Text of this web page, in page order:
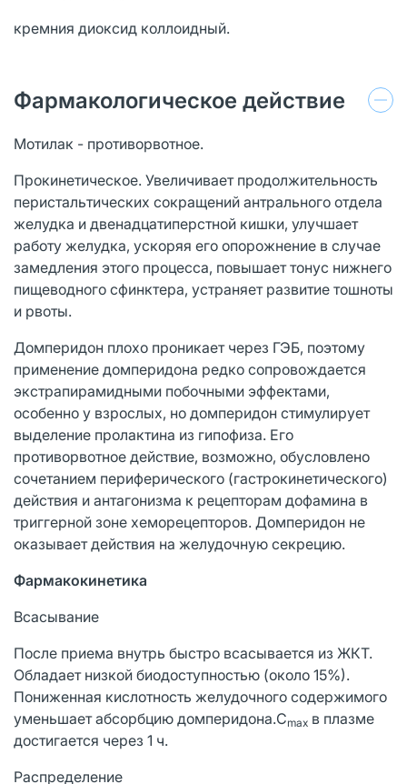
кремния диоксид коллоидный.
Фармакологическое действие
Мотилак - противорвотное.
Прокинетическое. Увеличивает продолжительность
перистальтических сокращений антрального отдела
желудка и двенадцатиперстной кишки, улучшает
работу желудка, ускоряя его опорожнение в случае
замедления этого процесса, повышает тонус нижнего
пищеводного сфинктера, устраняет развитие тошноты
и рвоты.
Домперидон плохо проникает через ГЭБ, поэтому
применение домперидона редко сопровождается
экстрапирамидными побочными эффектами,
особенно у взрослых, но домперидон стимулирует
выделение пролактина из гипофиза. Его
противорвотное действие, возможно, обусловлено
сочетанием периферического (гастрокинетического)
действия и антагонизма к рецепторам дофамина в
триггерной зоне хеморецепторов. Домперидон не
оказывает действия на желудочную секрецию.
Фармакокинетика
Всасывание
После приема внутрь быстро всасывается из ЖКТ.
Обладает низкой биодоступностью (около 15%).
Пониженная кислотность желудочного содержимого
уменьшает абсорбцию домперидона.Cmax в плазме
достигается через 1 ч.
Распределение